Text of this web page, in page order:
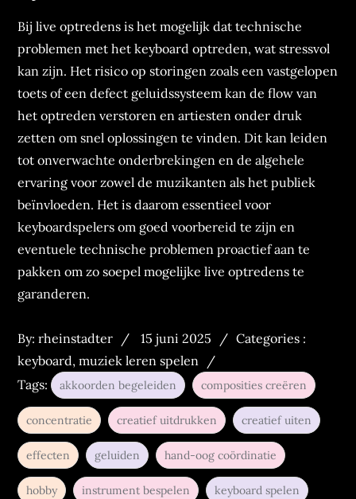
Bij live optredens is het mogelijk dat technische
problemen met het keyboard optreden, wat stressvol
kan zijn. Het risico op storingen zoals een vastgelopen
toets of een defect geluidssysteem kan de flow van
het optreden verstoren en artiesten onder druk
zetten om snel oplossingen te vinden. Dit kan leiden
tot onverwachte onderbrekingen en de algehele
ervaring voor zowel de muzikanten als het publiek
beïnvloeden. Het is daarom essentieel voor
keyboardspelers om goed voorbereid te zijn en
eventuele technische problemen proactief aan te
pakken om zo soepel mogelijke live optredens te
garanderen.
By:rheinstadter
Posted
on
15 juni 2025
Categories
Categories :
keyboard,muziek leren spelen
Tags:
akkoorden begeleiden composities creëren
concentratie creatief uitdrukken creatief uiten
effecten geluiden hand-oog coördinatie
hobby instrument bespelen keyboard spelen